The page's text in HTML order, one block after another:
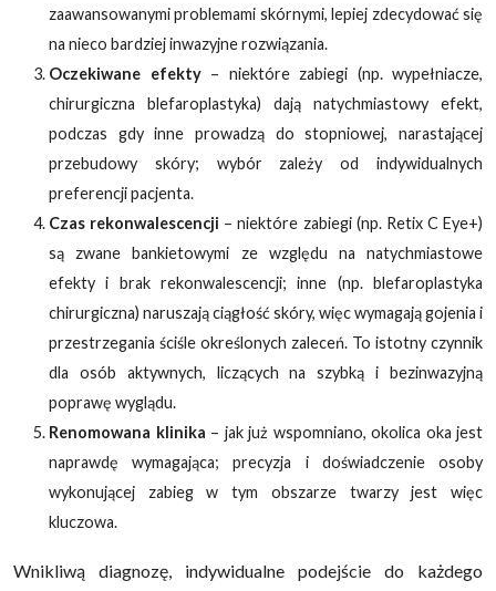
zaawansowanymi problemami skórnymi, lepiej zdecydować się
na nieco bardziej inwazyjne rozwiązania.
Oczekiwane efekty – niektóre zabiegi (np. wypełniacze,
chirurgiczna blefaroplastyka) dają natychmiastowy efekt,
podczas gdy inne prowadzą do stopniowej, narastającej
przebudowy skóry; wybór zależy od indywidualnych
preferencji pacjenta.
Czas rekonwalescencji – niektóre zabiegi (np. Retix C Eye+)
są zwane bankietowymi ze względu na natychmiastowe
efekty i brak rekonwalescencji; inne (np. blefaroplastyka
chirurgiczna) naruszają ciągłość skóry, więc wymagają gojenia i
przestrzegania ściśle określonych zaleceń. To istotny czynnik
dla osób aktywnych, liczących na szybką i bezinwazyjną
poprawę wyglądu.
Renomowana klinika – jak już wspomniano, okolica oka jest
naprawdę wymagająca; precyzja i doświadczenie osoby
wykonującej zabieg w tym obszarze twarzy jest więc
kluczowa.
Wnikliwą diagnozę, indywidualne podejście do każdego